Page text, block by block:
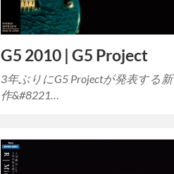
G5 2010 | G5 Project
3年ぶりにG5 Projectが発表する新
作&#8221…